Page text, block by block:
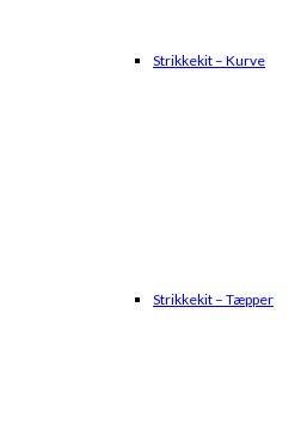
Strikkekit – Kurve
Strikkekit – Tæpper